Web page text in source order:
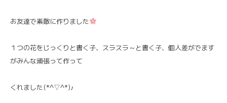
お友達で素敵に作りました
１つの花をじっくりと書く子、スラスラ～と書く子、個人差がでます
がみんな頑張って作って
くれました(*^▽^*)♪